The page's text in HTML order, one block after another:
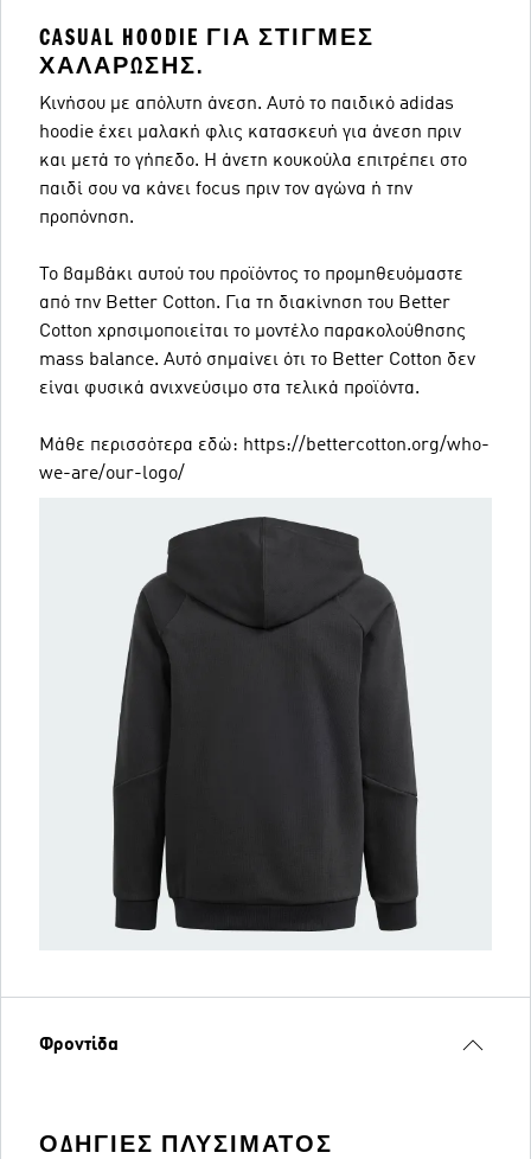
CASUAL HOODIE ΓΙΑ ΣΤΙΓΜΈΣ
ΧΑΛΆΡΩΣΗΣ.
Κινήσου με απόλυτη άνεση. Αυτό το παιδικό adidas
hoodie έχει μαλακή φλις κατασκευή για άνεση πριν
και μετά το γήπεδο. Η άνετη κουκούλα επιτρέπει στο
παιδί σου να κάνει focus πριν τον αγώνα ή την
προπόνηση.
Το βαμβάκι αυτού του προϊόντος το προμηθευόμαστε
από την Better Cotton. Για τη διακίνηση του Better
Cotton χρησιμοποιείται το μοντέλο παρακολούθησης
mass balance. Αυτό σημαίνει ότι το Better Cotton δεν
είναι φυσικά ανιχνεύσιμο στα τελικά προϊόντα.
Μάθε περισσότερα εδώ: https://bettercotton.org/who-
we-are/our-logo/
Φροντίδα
ΟΔΗΓΊΕΣ ΠΛΥΣΊΜΑΤΟΣ